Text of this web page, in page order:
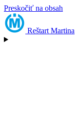
Preskočiť na obsah
Reštart Martina